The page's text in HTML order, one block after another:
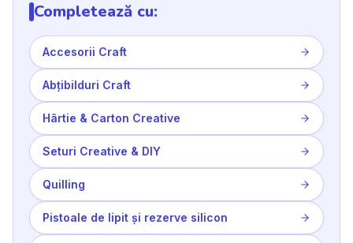
Completează cu:
Accesorii Craft
Abțibilduri Craft
Hârtie & Carton Creative
Seturi Creative & DIY
Quilling
Pistoale de lipit și rezerve silicon